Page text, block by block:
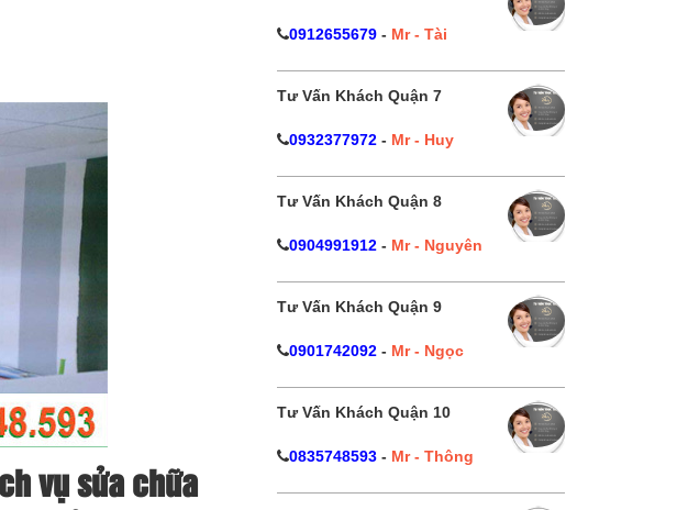
vụ sửa chữa
0912655679- Mr - Tài
Tư Vấn Khách Quận 7
0932377972- Mr - Huy
Tư Vấn Khách Quận 8
0904991912- Mr - Nguyên
Tư Vấn Khách Quận 9
0901742092- Mr - Ngọc
Tư Vấn Khách Quận 10
0835748593- Mr - Thông